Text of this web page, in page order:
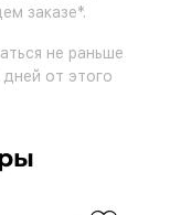
заказе*.
не раньше
от этого